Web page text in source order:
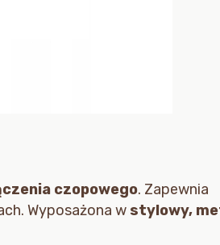
czopowego. Zapewnia
Wyposażona wstylowy,